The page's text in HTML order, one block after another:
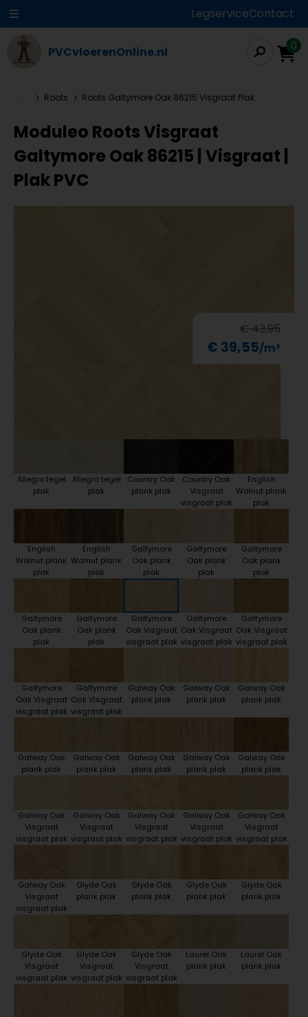
LegserviceContact
PVCvloerenOnline.nl 0
... Roots Roots Galtymore Oak 86215 Visgraat Plak
Moduleo Roots Visgraat
Galtymore Oak 86215 | Visgraat |
Plak PVC
€ 43,95
€ 39,55
Allegro tegel
plak
Allegro tegel
plak
Country Oak
plank plak
Country Oak
Visgraat
visgraat plak
English
Walnut plank
plak
English
Walnut plank
plak
English
Walnut plank
plak
Galtymore
Oak plank
plak
Galtymore
Oak plank
plak
Galtymore
Oak plank
plak
Galtymore
Oak plank
plak
Galtymore
Oak plank
plak
Galtymore
Oak Visgraat
visgraat plak
Galtymore
Oak Visgraat
visgraat plak
Galtymore
Oak Visgraat
visgraat plak
Galtymore
Oak Visgraat
visgraat plak
Galtymore
Oak Visgraat
visgraat plak
Galway Oak
plank plak
Galway Oak
plank plak
Galway Oak
plank plak
Galway Oak
plank plak
Galway Oak
plank plak
Galway Oak
plank plak
Galway Oak
plank plak
Galway Oak
plank plak
Galway Oak
Visgraat
visgraat plak
Galway Oak
Visgraat
visgraat plak
Galway Oak
Visgraat
visgraat plak
Galway Oak
Visgraat
visgraat plak
Galway Oak
Visgraat
visgraat plak
Galway Oak
Visgraat
visgraat plak
Glyde Oak
plank plak
Glyde Oak
plank plak
Glyde Oak
plank plak
Glyde Oak
plank plak
Glyde Oak
Visgraat
visgraat plak
Glyde Oak
Visgraat
visgraat plak
Glyde Oak
Visgraat
visgraat plak
Laurel Oak
plank plak
Laurel Oak
plank plak